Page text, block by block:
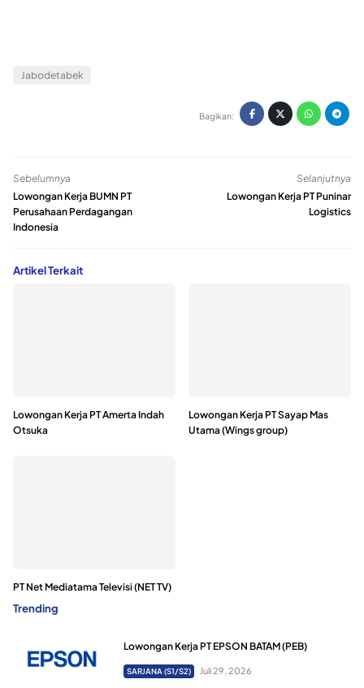
Jabodetabek
Bagikan:
Sebelumnya
Lowongan Kerja BUMN PT
Perusahaan Perdagangan
Indonesia
Selanjutnya
Lowongan Kerja PT Puninar
Logistics
Artikel Terkait
Lowongan Kerja PT Amerta Indah
Otsuka
Lowongan Kerja PT Sayap Mas
Utama (Wings group)
PT Net Mediatama Televisi (NET TV)
Trending
Lowongan Kerja PT EPSON BATAM (PEB)
SARJANA (S1/S2) Juli 29, 2026